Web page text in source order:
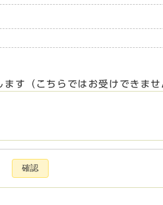
ます（こちらではお受けできま
確認